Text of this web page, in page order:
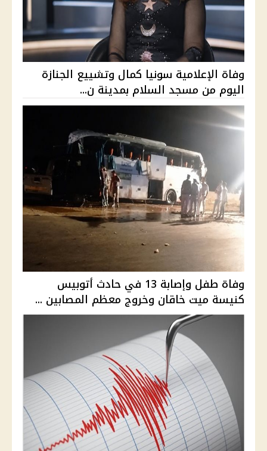
وفاة الإعلامية سونيا كمال وتشييع الجنازة
اليوم من مسجد السلام بمدينة ن...
وفاة طفل وإصابة 13 في حادث أتوبيس
كنيسة ميت خاقان وخروج معظم المصابين ...